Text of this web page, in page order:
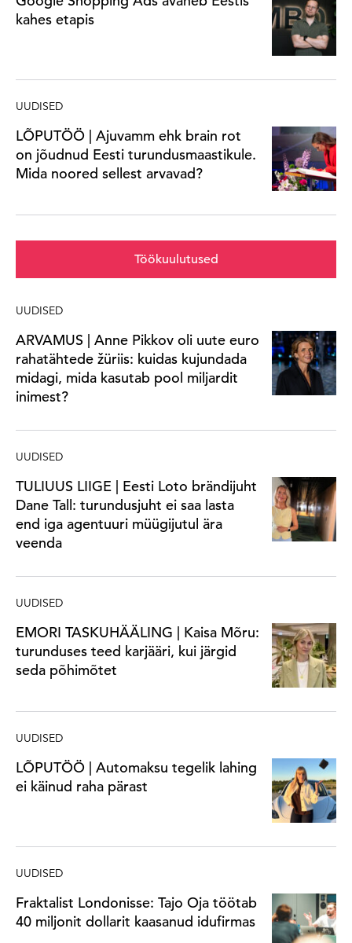
kahes etapis
UUDISED
LÕPUTÖÖ | Ajuvamm ehk brain rot
on jõudnud Eesti turundusmaastikule.
Mida noored sellest arvavad?
Töökuulutused
UUDISED
ARVAMUS | Anne Pikkov oli uute euro
rahatähtede žüriis: kuidas kujundada
midagi, mida kasutab pool miljardit
inimest?
UUDISED
TULIUUS LIIGE | Eesti Loto brändijuht
Dane Tall: turundusjuht ei saa lasta
end iga agentuuri müügijutul ära
veenda
UUDISED
EMORI TASKUHÄÄLING | Kaisa Mõru:
turunduses teed karjääri, kui järgid
seda põhimõtet
UUDISED
LÕPUTÖÖ | Automaksu tegelik lahing
ei käinud raha pärast
UUDISED
Fraktalist Londonisse: Tajo Oja töötab
40 miljonit dollarit kaasanud idufirmas